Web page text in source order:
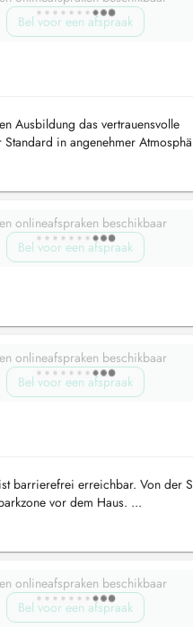
Bel voor een afspraak
Ausbildung das vertrauensvolle
in angenehmer
onlineafspraken beschikbaar
Bel voor een afspraak
onlineafspraken beschikbaar
Bel voor een afspraak
barrierefrei erreichbar. Von der
vor dem Haus. ...
onlineafspraken beschikbaar
Bel voor een afspraak